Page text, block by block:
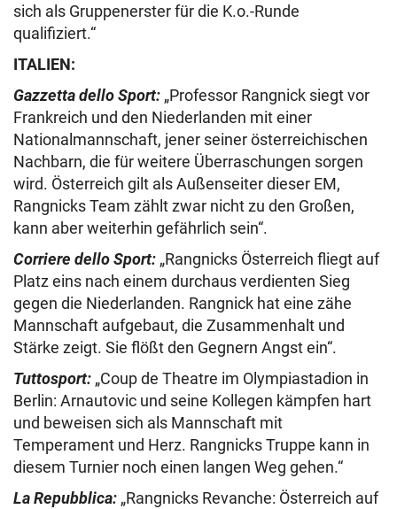
sich als Gruppenerster für die K.o.-Runde
qualifiziert.“
ITALIEN:
Gazzetta dello Sport: „Professor Rangnick siegt vor
Frankreich und den Niederlanden mit einer
Nationalmannschaft, jener seiner österreichischen
Nachbarn, die für weitere Überraschungen sorgen
wird. Österreich gilt als Außenseiter dieser EM,
Rangnicks Team zählt zwar nicht zu den Großen,
kann aber weiterhin gefährlich sein“.
Corriere dello Sport: „Rangnicks Österreich fliegt auf
Platz eins nach einem durchaus verdienten Sieg
gegen die Niederlanden. Rangnick hat eine zähe
Mannschaft aufgebaut, die Zusammenhalt und
Stärke zeigt. Sie flößt den Gegnern Angst ein“.
Tuttosport: „Coup de Theatre im Olympiastadion in
Berlin: Arnautovic und seine Kollegen kämpfen hart
und beweisen sich als Mannschaft mit
Temperament und Herz. Rangnicks Truppe kann in
diesem Turnier noch einen langen Weg gehen.“
La Repubblica: „Rangnicks Revanche: Österreich auf